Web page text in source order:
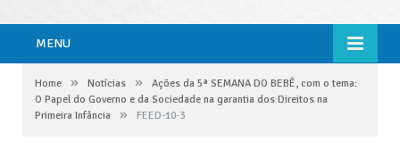
MENU
Home » Notícias »
Ações da 5ª SEMANA DO BEBÊ, com o tema:
O Papel do Governo e da Sociedade na garantia dos Direitos na
Primeira Infância
» FEED-10-3